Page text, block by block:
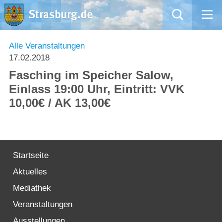
Mängelmeldung
Rathaus
Willkommen in Strasburg (Uckermark)
Alle Veranstaltungen
17.02.2018
Fasching im Speicher Salow,
Einlass 19:00 Uhr, Eintritt: VVK
10,00€ / AK 13,00€
Startseite
Aktuelles
Mediathek
Veranstaltungen